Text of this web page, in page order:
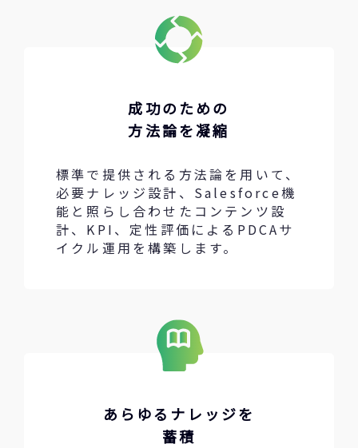
成功のための
方法論を凝縮
標準で提供される方法論を用いて、
必要ナレッジ設計、Salesforce機
能と照らし合わせたコンテンツ設
計、KPI、定性評価によるPDCAサ
イクル運用を構築します。
あらゆるナレッジを
蓄積